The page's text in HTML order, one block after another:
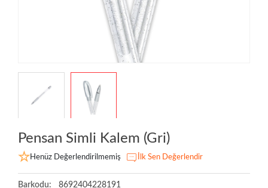
Pensan Simli Kalem (Gri)
Henüz Değerlendirilmemiş İlk Sen Değerlendir
Barkodu:
8692404228191